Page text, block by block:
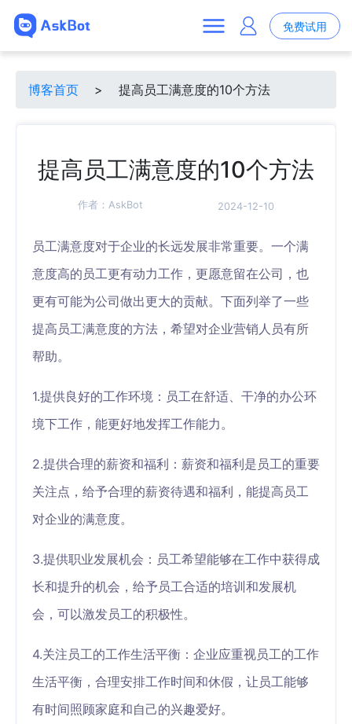
免费试用
博客首页 > 提高员工满意度的10个方法
提高员工满意度的10个方法
作者： AskBot 2024-12-10
员工满意度对于企业的长远发展非常重要。一个满
意度高的员工更有动力工作，更愿意留在公司，也
更有可能为公司做出更大的贡献。下面列举了一些
提高员工满意度的方法，希望对企业营销人员有所
帮助。
1.提供良好的工作环境：员工在舒适、干净的办公环
境下工作，能更好地发挥工作能力。
2.提供合理的薪资和福利：薪资和福利是员工的重要
关注点，给予合理的薪资待遇和福利，能提高员工
对企业的满意度。
3.提供职业发展机会：员工希望能够在工作中获得成
长和提升的机会，给予员工合适的培训和发展机
会，可以激发员工的积极性。
4.关注员工的工作生活平衡：企业应重视员工的工作
生活平衡，合理安排工作时间和休假，让员工能够
有时间照顾家庭和自己的兴趣爱好。